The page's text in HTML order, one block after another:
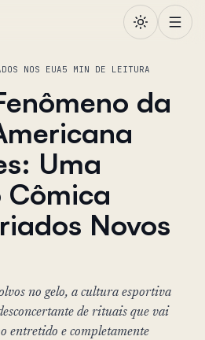
NOS EUA5 MIN DE LEITURA
da
Uma
Cômica
Novos
no gelo, a cultura esportiva
de rituais que vai
entretido e completamente